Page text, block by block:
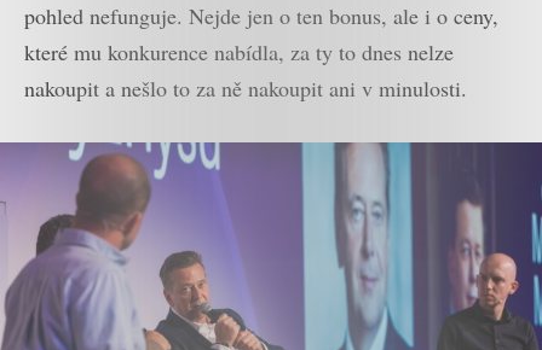
pohled nefunguje. Nejde jen o ten bonus, ale i o ceny,
které mu konkurence nabídla, za ty to dnes nelze
nakoupit a nešlo to za ně nakoupit ani v minulosti.